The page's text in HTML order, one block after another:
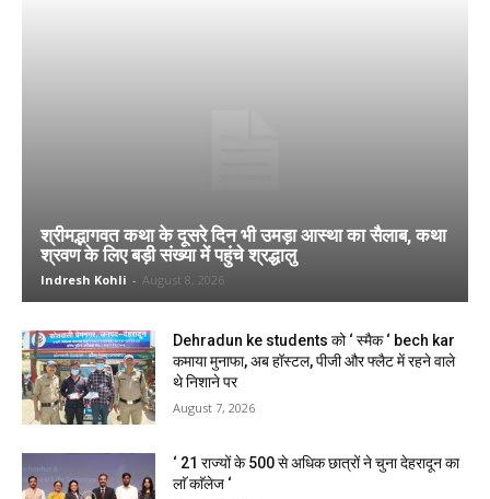
श्रीमद्भागवत कथा के दूसरे दिन भी उमड़ा आस्था का सैलाब, कथा
श्रवण के लिए बड़ी संख्या में पहुंचे श्रद्धालु
Indresh Kohli - August 8, 2026
Dehradun ke students को ‘ स्मैक ‘ bech kar
कमाया मुनाफा, अब हॉस्टल, पीजी और फ्लैट में रहने वाले
थे निशाने पर
August 7, 2026
‘ 21 राज्यों के 500 से अधिक छात्रों ने चुना देहरादून का
लाॅ काॅलेज ‘